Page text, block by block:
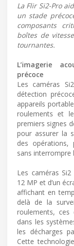
La Flir Si2-Pro
un stade
composants
boîtes de
tournantes.
L’imagerie
précoce
Les caméras
détection
appareils
roulements et
premiers signes
pour assurer la
des opérations,
sans interrompre
Les caméras
12 MP et d’un
affichant en
delà de la
roulements, ces
dans les
les décharges
Cette